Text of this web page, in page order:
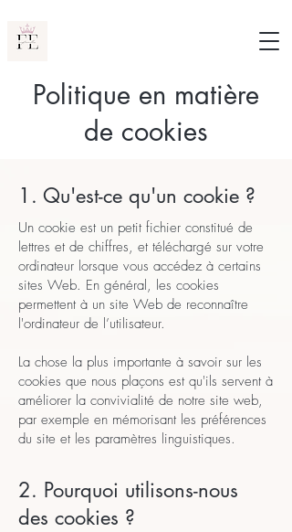
Politique en matière
de cookies
1. Qu'est-ce qu'un cookie ?
Un cookie est un petit fichier constitué de
lettres et de chiffres, et téléchargé sur votre
ordinateur lorsque vous accédez à certains
sites Web. En général, les cookies
permettent à un site Web de reconnaître
l'ordinateur de l’utilisateur.
La chose la plus importante à savoir sur les
cookies que nous plaçons est qu'ils servent à
améliorer la convivialité de notre site web,
par exemple en mémorisant les préférences
du site et les paramètres linguistiques.
2. Pourquoi utilisons-nous
des cookies ?